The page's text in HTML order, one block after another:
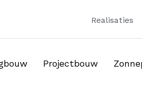
Realisaties
Projectbouw